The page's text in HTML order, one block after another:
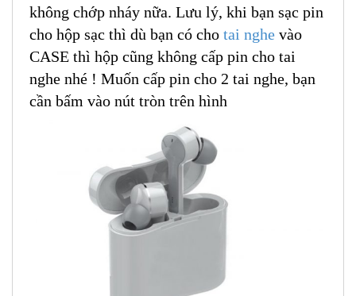
không chớp nháy nữa. Lưu lý, khi bạn sạc pin
cho hộp sạc thì dù bạn có cho tai nghe vào
CASE thì hộp cũng không cấp pin cho tai
nghe nhé ! Muốn cấp pin cho 2 tai nghe, bạn
cần bấm vào nút tròn trên hình